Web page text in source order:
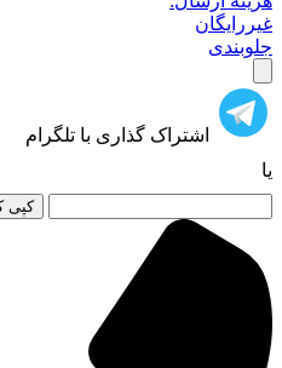
غیررایگان
جلوبندی
اشتراک گذاری با تلگرام
یا
کپی